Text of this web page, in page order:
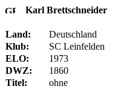
Karl Brettschneider
Land: Deutschland
Klub:
SC Leinfelden
ELO:
1973
DWZ:
1860
Titel:
ohne